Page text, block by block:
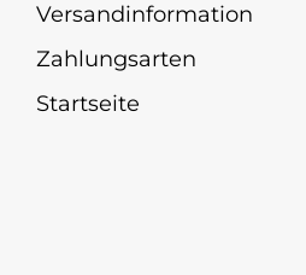
Versandinformation
Zahlungsarten
Startseite